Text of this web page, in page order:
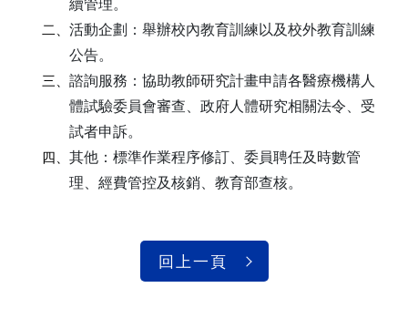
二、 活動企劃：舉辦校內教育訓練以及校外教育訓練
公告。
三、 諮詢服務：協助教師研究計畫申請各醫療機構人
體試驗委員會審查、政府人體研究相關法令、受
試者申訴。
四、 其他：標準作業程序修訂、委員聘任及時數管
理、經費管控及核銷、教育部查核。
回上一頁